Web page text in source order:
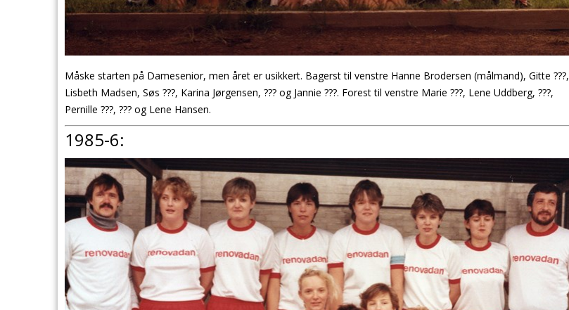
Måske starten på Damesenior, men året er usikkert. Bagerst til venstre Hanne Brodersen (målmand), Gitte ???,
Lisbeth Madsen, Søs ???, Karina Jørgensen, ??? og Jannie ???. Forest til venstre Marie ???, Lene Uddberg, ???,
Pernille ???, ??? og Lene Hansen.
1985-6: